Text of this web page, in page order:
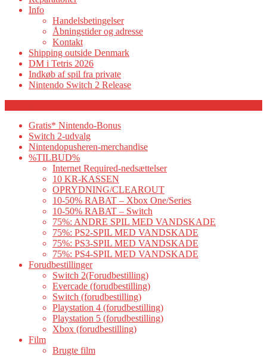
Info
Handelsbetingelser
Åbningstider og adresse
Kontakt
Shipping outside Denmark
DM i Tetris 2026
Indkøb af spil fra private
Nintendo Switch 2 Release
Gratis* Nintendo-Bonus
Switch 2-udvalg
Nintendopusheren-merchandise
%TILBUD%
Internet Required-nedsættelser
10 KR-KASSEN
OPRYDNING/CLEAROUT
10-50% RABAT – Xbox One/Series
10-50% RABAT – Switch
75%: ANDRE SPIL MED VANDSKADE
75%: PS2-SPIL MED VANDSKADE
75%: PS3-SPIL MED VANDSKADE
75%: PS4-SPIL MED VANDSKADE
Forudbestillinger
Switch 2(Forudbestilling)
Evercade (forudbestilling)
Switch (forudbestilling)
Playstation 4 (forudbestilling)
Playstation 5 (forudbestilling)
Xbox (forudbestilling)
Film
Brugte film